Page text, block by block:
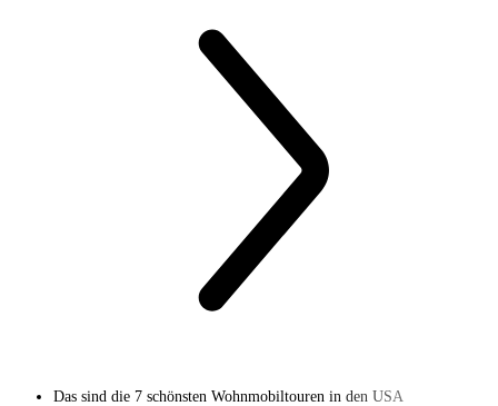
Das sind die 7 schönsten Wohnmobiltouren in den USA